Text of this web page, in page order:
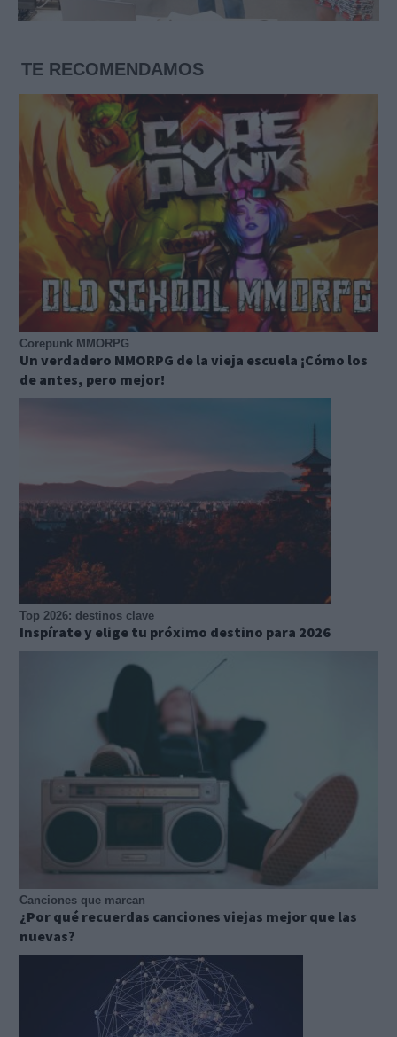
TE RECOMENDAMOS
Corepunk MMORPG
Un verdadero MMORPG de la vieja escuela ¡Cómo los
de antes, pero mejor!
Top 2026: destinos clave
Inspírate y elige tu próximo destino para 2026
Canciones que marcan
¿Por qué recuerdas canciones viejas mejor que las
nuevas?